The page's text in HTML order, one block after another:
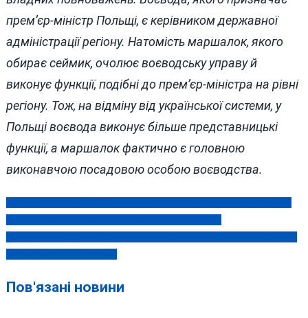
прем’єр-міністр Польщі, є керівником державної
адміністрації регіону. Натомість маршалок, якого
обирає сеймик, очолює воєводську управу й
виконує функції, подібні до прем’єр-міністра на рівні
регіону. Тож, на відміну від української системи, у
Польщі воєвода виконує більше представницькі
функції, а маршалок фактично є головною
виконавчою посадовою особою воєводства.
Навігація
записів
Пов'язані новини